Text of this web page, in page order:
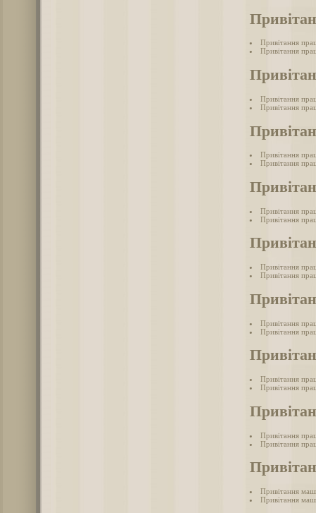
Привітання
Привітання
Привітання
Привітання
Привітання
Привітання
Привітання
Привітання
Привітання
Привітання
Привітання
Привітання
Привітання
Привітання
Привітання
Привітання
Привітання
Привітання